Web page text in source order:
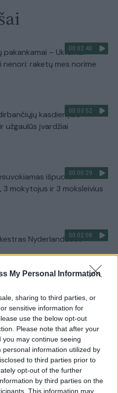
My Personal Information
sharing to third parties, or
sensitive information for
use the below opt-out
Please note that after your
may continue seeing
information utilized by
to third parties prior to
opt-out of the further
by third parties on the
This information may
00:02:40
– Ukrainai
nenori: raketų mes norime
00:03:52
kasdienybė –
užgaulūs įvardžiai
00:00:29
išpuolis:
3 mokytojus ir 3 moksleivius
00:02:08
Nyderlanduose
įrašai
00:00:30
Vilniaus r.: dviejų moterų ir